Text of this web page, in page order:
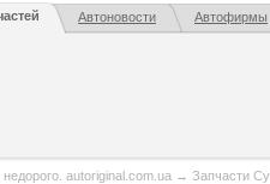
Автоновости Автофирмы
autoriginal.com.ua → Запчасти